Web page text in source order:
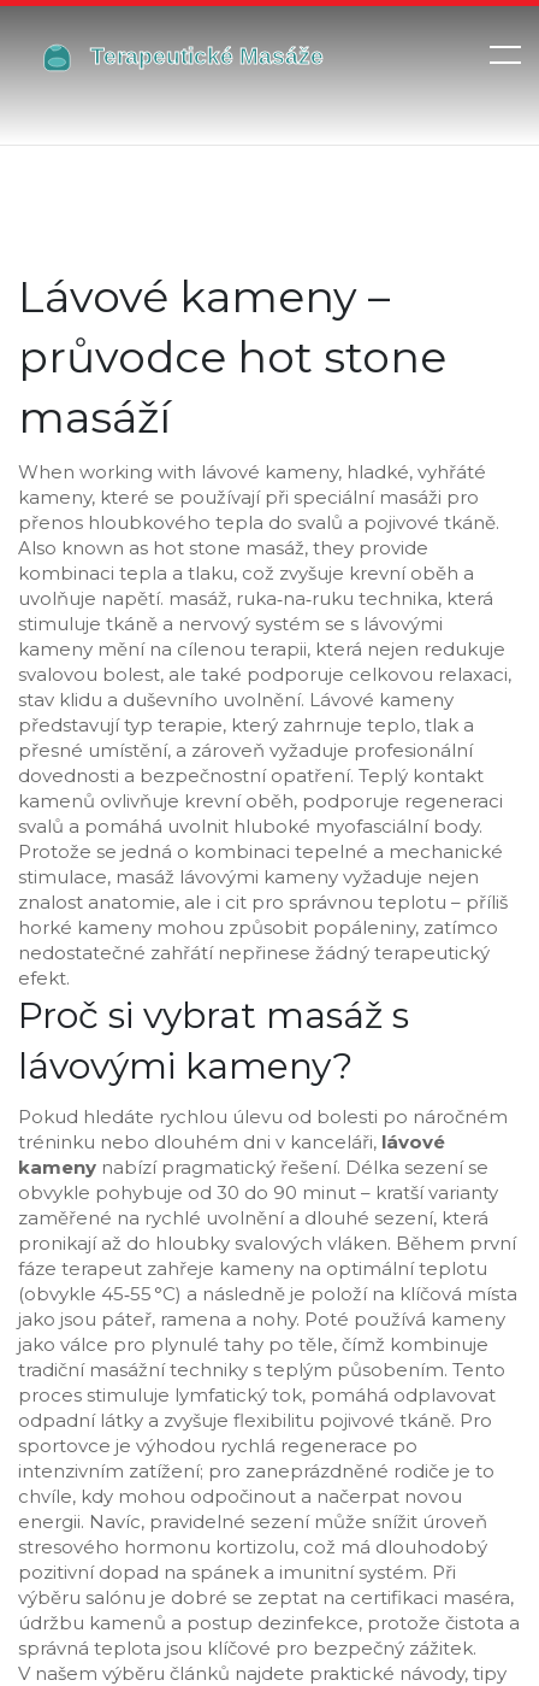
Lávové kameny –
průvodce hot stone
masáží
When working with lávové kameny, hladké, vyhřáté
kameny, které se používají při speciální masáži pro
přenos hloubkového tepla do svalů a pojivové tkáně.
Also known as hot stone masáž, they provide
kombinaci tepla a tlaku, což zvyšuje krevní oběh a
uvolňuje napětí. masáž, ruka‑na‑ruku technika, která
stimuluje tkáně a nervový systém se s lávovými
kameny mění na cílenou terapii, která nejen redukuje
svalovou bolest, ale také podporuje celkovou relaxaci,
stav klidu a duševního uvolnění. Lávové kameny
představují typ terapie, který zahrnuje teplo, tlak a
přesné umístění, a zároveň vyžaduje profesionální
dovednosti a bezpečnostní opatření. Teplý kontakt
kamenů ovlivňuje krevní oběh, podporuje regeneraci
svalů a pomáhá uvolnit hluboké myofasciální body.
Protože se jedná o kombinaci tepelné a mechanické
stimulace, masáž lávovými kameny vyžaduje nejen
znalost anatomie, ale i cit pro správnou teplotu – příliš
horké kameny mohou způsobit popáleniny, zatímco
nedostatečné zahřátí nepřinese žádný terapeutický
efekt.
Proč si vybrat masáž s
lávovými kameny?
Pokud hledáte rychlou úlevu od bolesti po náročném
tréninku nebo dlouhém dni v kanceláři, lávové
kameny nabízí pragmatický řešení. Délka sezení se
obvykle pohybuje od 30 do 90 minut – kratší varianty
zaměřené na rychlé uvolnění a dlouhé sezení, která
pronikají až do hloubky svalových vláken. Během první
fáze terapeut zahřeje kameny na optimální teplotu
(obvykle 45‑55 °C) a následně je položí na klíčová místa
jako jsou páteř, ramena a nohy. Poté používá kameny
jako válce pro plynulé tahy po těle, čímž kombinuje
tradiční masážní techniky s teplým působením. Tento
proces stimuluje lymfatický tok, pomáhá odplavovat
odpadní látky a zvyšuje flexibilitu pojivové tkáně. Pro
sportovce je výhodou rychlá regenerace po
intenzivním zatížení; pro zaneprázdněné rodiče je to
chvíle, kdy mohou odpočinout a načerpat novou
energii. Navíc, pravidelné sezení může snížit úroveň
stresového hormonu kortizolu, což má dlouhodobý
pozitivní dopad na spánek a imunitní systém. Při
výběru salónu je dobré se zeptat na certifikaci maséra,
údržbu kamenů a postup dezinfekce, protože čistota a
správná teplota jsou klíčové pro bezpečný zážitek.
V našem výběru článků najdete praktické návody, tipy